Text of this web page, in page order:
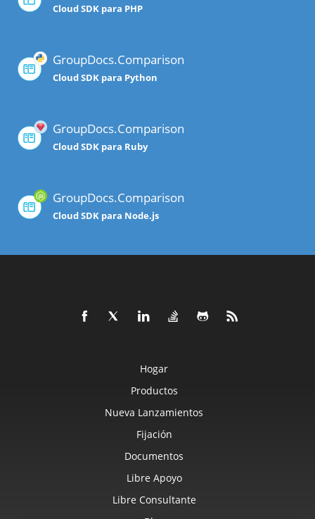
Cloud SDK para PHP
GroupDocs.Comparison
Cloud SDK para Python
GroupDocs.Comparison
Cloud SDK para Ruby
GroupDocs.Comparison
Cloud SDK para Node.js
Hogar
Productos
Nueva Lanzamientos
Fijación
Documentos
Libre Apoyo
Libre Consultante